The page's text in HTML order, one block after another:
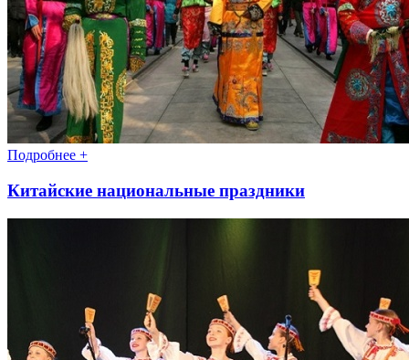
Подробнее +
Китайские национальные праздники